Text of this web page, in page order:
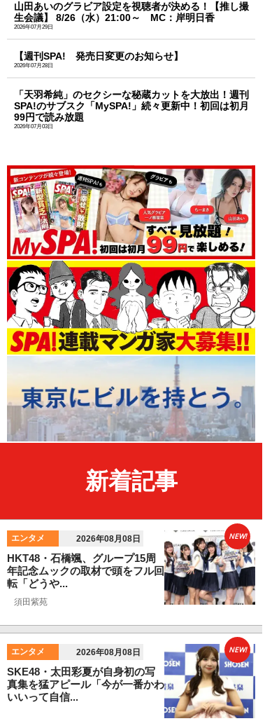
山田あいのグラビア設定を視聴者が決める！【推し撮
生会議】 8/26（水）21:00～ MC：岸明日香
2026年07月29日
【週刊SPA! 発売日変更のお知らせ】
2026年07月28日
「天羽希純」のセクシーな秘蔵カットを大放出！週刊
SPA!のサブスク「MySPA!」続々更新中！初回は初月
99円で読み放題
2026年07月03日
新着記事
エンタメ 2026年08月08日
HKT48・石橋颯、グループ15周
年記念ムックの取材で頭をフル回
転「どうや...
須田紫苑
NEW!
エンタメ 2026年08月08日
SKE48・太田彩夏が自身初の写
真集を猛アピール「今が一番かわ
いいって自信...
NEW!